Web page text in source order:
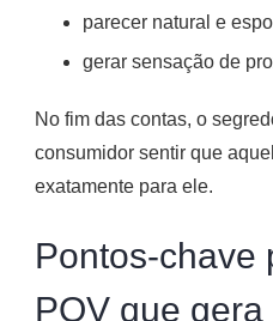
parecer natural e
gerar sensação de
No fim das contas, o
consumidor sentir que
exatamente para ele.
Pontos-chave
POV que